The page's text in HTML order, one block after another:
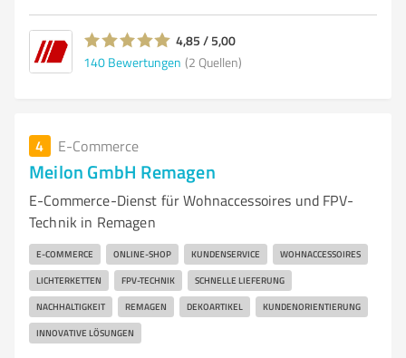
4,85 / 5,00
140 Bewertungen (2 Quellen)
4 E-Commerce
Meilon GmbH Remagen
E-Commerce-Dienst für Wohnaccessoires und FPV-
Technik in Remagen
E-COMMERCE ONLINE-SHOP KUNDENSERVICE WOHNACCESSOIRES
LICHTERKETTEN FPV-TECHNIK SCHNELLE LIEFERUNG
NACHHALTIGKEIT REMAGEN DEKOARTIKEL KUNDENORIENTIERUNG
INNOVATIVE LÖSUNGEN